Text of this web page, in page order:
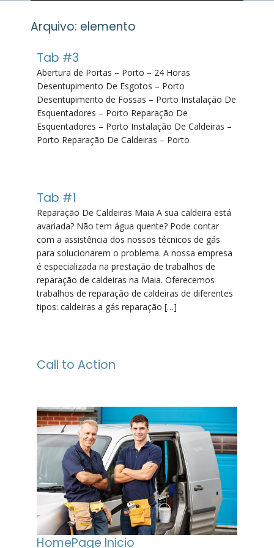
Arquivo: elemento
Tab #3
Abertura de Portas – Porto – 24 Horas
Desentupimento De Esgotos – Porto
Desentupimento de Fossas – Porto Instalação De
Esquentadores – Porto Reparação De
Esquentadores – Porto Instalação De Caldeiras –
Porto Reparação De Caldeiras – Porto
Tab #1
Reparação De Caldeiras Maia A sua caldeira está
avariada? Não tem água quente? Pode contar
com a assistência dos nossos técnicos de gás
para solucionarem o problema. A nossa empresa
é especializada na prestação de trabalhos de
reparação de caldeiras na Maia. Oferecemos
trabalhos de reparação de caldeiras de diferentes
tipos: caldeiras a gás reparação […]
Call to Action
HomePage Inicio